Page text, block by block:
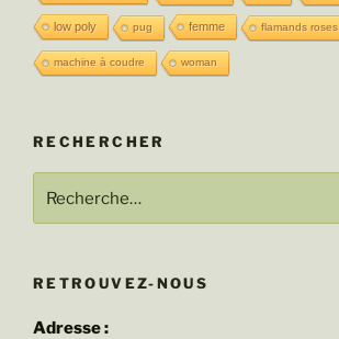
low poly pug femme flamands roses
machine à coudre woman
RECHERCHER
pour
RETROUVEZ-NOUS
Adresse :